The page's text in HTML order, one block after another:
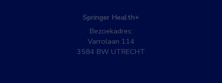
Springer Health+
Bezoekadres:
Varrolaan 114
3584 BW UTRECHT